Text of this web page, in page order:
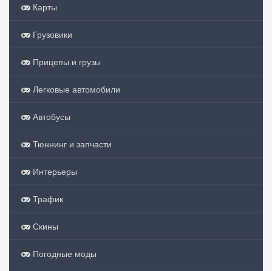
Карты
Грузовики
Прицепы и грузы
Легковые автомобили
Автобусы
Тюннинг и запчасти
Интерьеры
Трафик
Скины
Погодные моды